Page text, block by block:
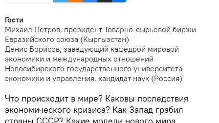
Гости
Михаил Петров, президент Товарно-сырьевой биржи
Евразийского союза (Кыргызстан)
Денис Борисов, заведующий кафедрой мировой
экономики и международных отношений
Новосибирского государственного университета
экономики и управления, кандидат наук (Россия)
Что происходит в мире? Каковы последствия
экономического кризиса? Как Запад грабил